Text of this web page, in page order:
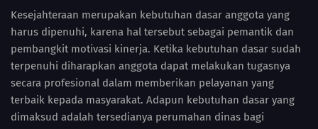
Kesejahteraan merupakan kebutuhan dasar anggota yang
harus dipenuhi, karena hal tersebut sebagai pemantik dan
pembangkit motivasi kinerja. Ketika kebutuhan dasar sudah
terpenuhi diharapkan anggota dapat melakukan tugasnya
secara profesional dalam memberikan pelayanan yang
terbaik kepada masyarakat. Adapun kebutuhan dasar yang
dimaksud adalah tersedianya perumahan dinas bagi